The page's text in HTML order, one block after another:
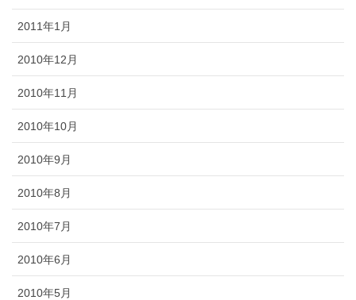
2011年1月
2010年12月
2010年11月
2010年10月
2010年9月
2010年8月
2010年7月
2010年6月
2010年5月